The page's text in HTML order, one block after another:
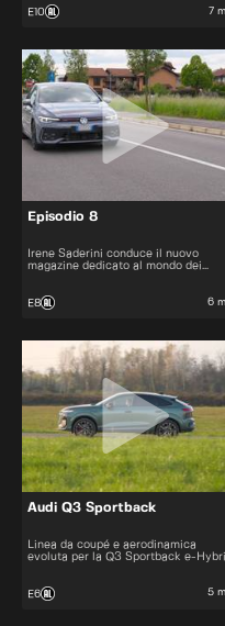
E10 7
Episodio 8
Irene Saderini conduce il nuovo
magazine dedicato al mondo dei
E8 6
Audi Q3 Sportback
Linea da coupé e aerodinamica
evoluta per la Q3 Sportback e-
E6 5